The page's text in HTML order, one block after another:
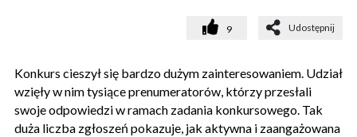
9 Udostępnij
Konkurs cieszył się bardzo dużym zainteresowaniem. Udział
wzięły w nim tysiące prenumeratorów, którzy przesłali
swoje odpowiedzi w ramach zadania konkursowego. Tak
duża liczba zgłoszeń pokazuje, jak aktywna i zaangażowana